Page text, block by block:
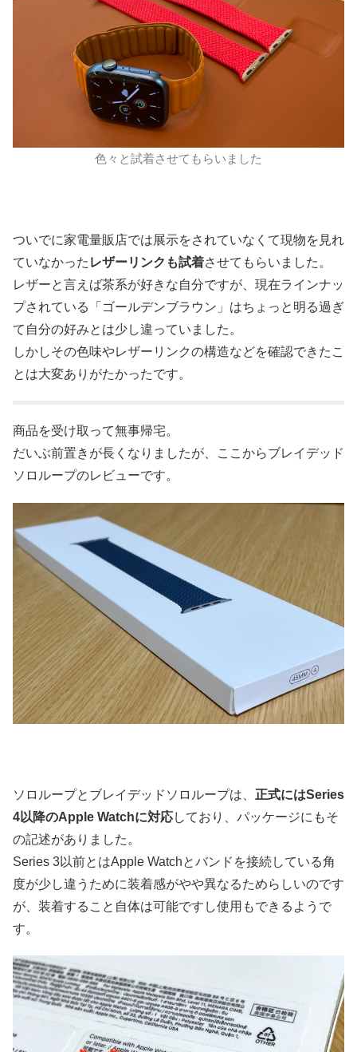
色々と試着させてもらいました
ついでに家電量販店では展示をされていなくて現物を見れ
ていなかった レザーリンクも試着させてもらいました。
レザーと言えば茶系が好きな自分ですが、現在ラインナッ
プされている「ゴールデンブラウン」はちょっと明る過ぎ
て自分の好みとは少し違っていました。
しかしその色味やレザーリンクの構造などを確認できたこ
とは大変ありがたかったです。
商品を受け取って無事帰宅。
だいぶ前置きが長くなりましたが、ここからブレイデッド
ソロループのレビューです。
ソロループとブレイデッドソロループは、 正式にはSeries
4以降のApple Watchに対応しており、パッケージにもそ
の記述がありました。
Series 3以前とはApple Watchとバンドを接続している角
度が少し違うために装着感がやや異なるためらしいのです
が、装着すること自体は可能ですし使用もできるようで
す。